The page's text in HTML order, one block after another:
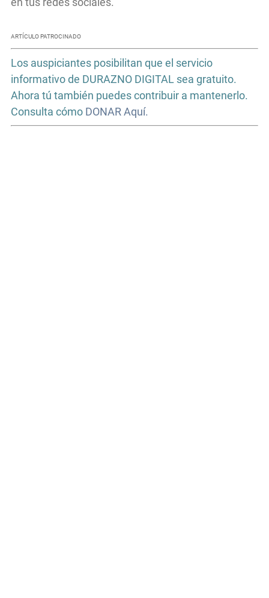
ARTÍCULO PATROCINADO
Los auspiciantes posibilitan que el servicio
informativo de DURAZNO DIGITAL sea gratuito.
Ahora tú también puedes contribuir a mantenerlo.
Consulta cómo DONAR Aquí.